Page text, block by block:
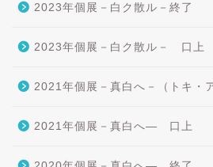
2023年個展－白ク散ル－終了
2023年個展－白ク散ル－ 口上
2021年個展－真白へ－（トキ・
2021年個展－真白へ― 口上